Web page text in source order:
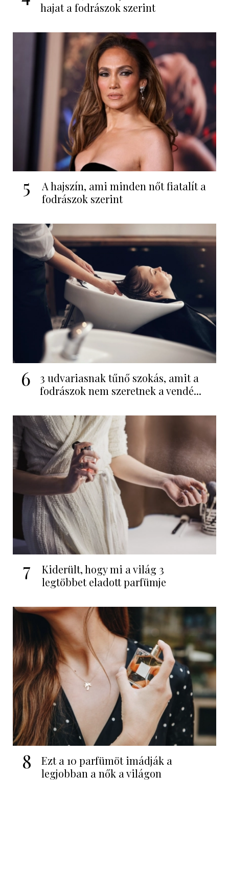
hajat a fodrászok szerint
5
A hajszín, ami minden nőt fiatalít a
fodrászok szerint
6
3 udvariasnak tűnő szokás, amit a
fodrászok nem szeretnek a vendé...
7
Kiderült, hogy mi a világ 3
legtöbbet eladott parfümje
8
Ezt a 10 parfümöt imádják a
legjobban a nők a világon